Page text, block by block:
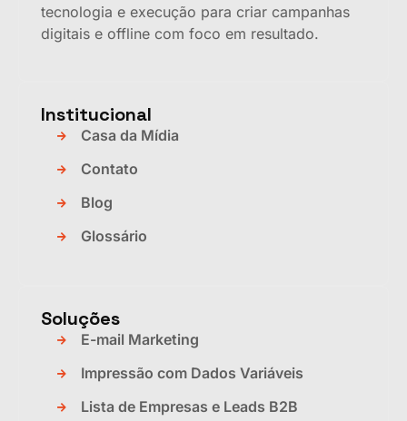
tecnologia e execução para criar campanhas
digitais e offline com foco em resultado.
Institucional
Casa da Mídia
Contato
Blog
Glossário
Soluções
E-mail Marketing
Impressão com Dados Variáveis
Lista de Empresas e Leads B2B